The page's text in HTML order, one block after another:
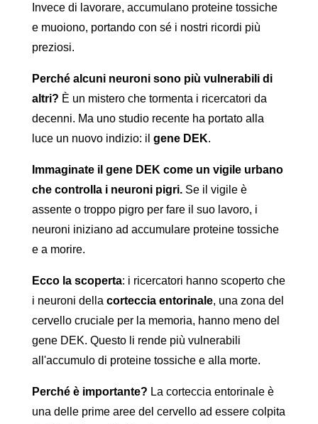
Invece di lavorare, accumulano proteine ​​tossiche
e muoiono, portando con sé i nostri ricordi più
preziosi.
Perché alcuni neuroni sono più vulnerabili di
altri? È un mistero che tormenta i ricercatori da
decenni. Ma uno studio recente ha portato alla
luce un nuovo indizio: il gene DEK.
Immaginate il gene DEK come un vigile urbano
che controlla i neuroni pigri.Se il vigile è
assente o troppo pigro per fare il suo lavoro, i
neuroni iniziano ad accumulare proteine ​​tossiche
e a morire.
Ecco la scoperta: i ricercatori hanno scoperto che
i neuroni della corteccia entorinale, una zona del
cervello cruciale per la memoria, hanno meno del
gene DEK. Questo li rende più vulnerabili
all'accumulo di proteine ​​tossiche e alla morte.
Perché è importante? La corteccia entorinale è
una delle prime aree del cervello ad essere colpita